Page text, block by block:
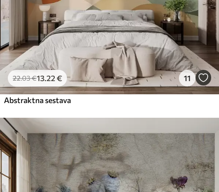
22.03€13 .22 € 11
Abstraktna sestava